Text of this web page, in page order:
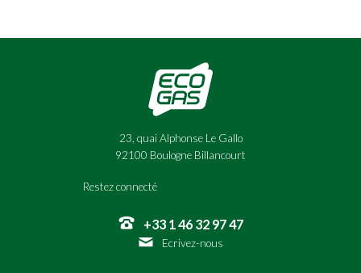
+33 1 46 32 97 47
Ecrivez-nous
Restez connecté
23, quai Alphonse Le Gallo
92100 Boulogne Billancourt